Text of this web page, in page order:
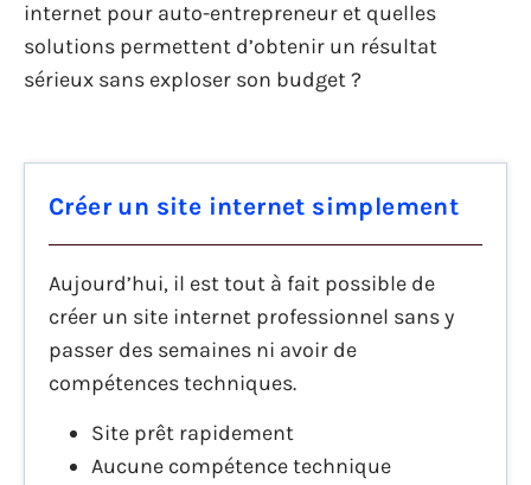
internet pour auto-entrepreneur et quelles
solutions permettent d’obtenir un résultat
sérieux sans exploser son budget ?
Créer un site internet simplement
Aujourd’hui, il est tout à fait possible de
créer un site internet professionnel sans y
passer des semaines ni avoir de
compétences techniques.
Site prêt rapidement
Aucune compétence technique